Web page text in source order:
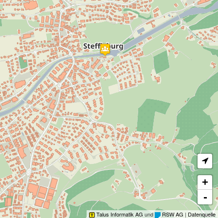
Vereine
Waldhütten
Geldautomaten
+
-
Talus Informatik AG und RSW AG | Datenquelle